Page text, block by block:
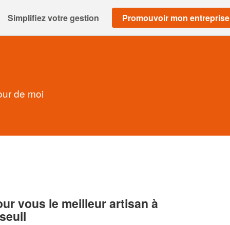
Simplifiez votre gestion Promouvoir mon entreprise
de moi
vous le meilleur artisan à